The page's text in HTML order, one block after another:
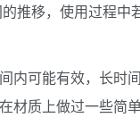
推移，使用过程
内可能有效，长时
材质上做过一些简